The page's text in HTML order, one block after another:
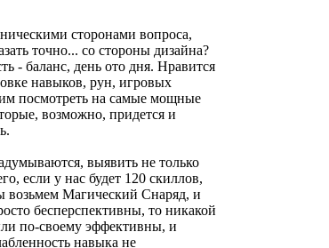
сторонами вопроса,
точно... со стороны дизайна?
- баланс, день ото дня. Нравится
навыков, рун, игровых
посмотреть на самые мощные
возможно, придется и
выявить не только
если у нас будет 120 скиллов,
возьмем Магический Снаряд, и
бесперспективны, то никакой
по-своему эффективны, и
навыка не